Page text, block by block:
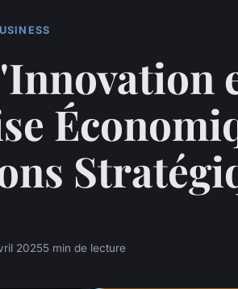
20255 min de lecture